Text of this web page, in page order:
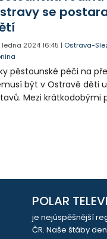
se
ledna 2024 16:45 | Ostrava-
pěstounské péči na
být v Ostravě děti
Mezi krátkodobými
POLAR
je nejúspěšnější
ČR. Naše štáby